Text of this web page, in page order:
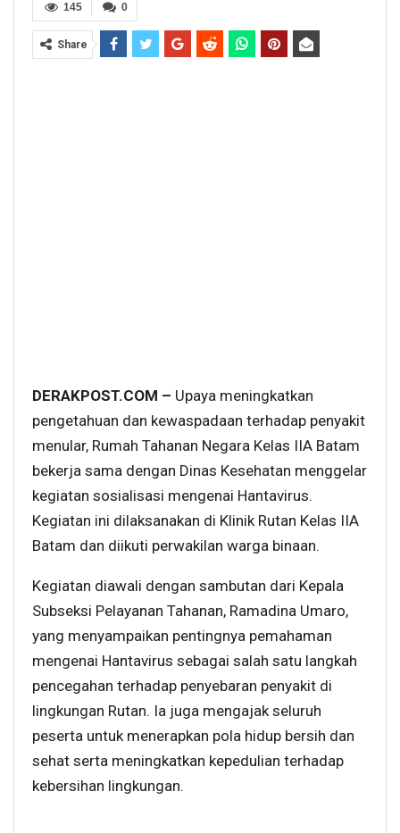
0
145
Share
DERAKPOST.COM – Upaya meningkatkan
pengetahuan dan kewaspadaan terhadap penyakit
menular, Rumah Tahanan Negara Kelas IIA Batam
bekerja sama dengan Dinas Kesehatan menggelar
kegiatan sosialisasi mengenai Hantavirus.
Kegiatan ini dilaksanakan di Klinik Rutan Kelas IIA
Batam dan diikuti perwakilan warga binaan.
Kegiatan diawali dengan sambutan dari Kepala
Subseksi Pelayanan Tahanan, Ramadina Umaro,
yang menyampaikan pentingnya pemahaman
mengenai Hantavirus sebagai salah satu langkah
pencegahan terhadap penyebaran penyakit di
lingkungan Rutan. Ia juga mengajak seluruh
peserta untuk menerapkan pola hidup bersih dan
sehat serta meningkatkan kepedulian terhadap
kebersihan lingkungan.